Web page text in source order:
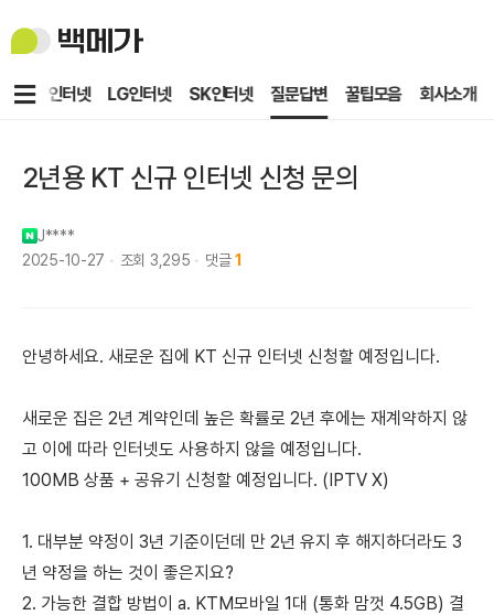
백
메
KT인터넷 LG인터넷 SK인터넷 질문답변 꿀팁모음 회사소개
메
2년용 KT 신규 인터넷 신청 문의
J****
2025-10-27
조회 3,295 댓글 1
안녕하세요. 새로운 집에 KT 신규 인터넷 신청할 예정입니다.
새로운 집은 2년 계약인데 높은 확률로 2년 후에는 재계약하지 않
고 이에 따라 인터넷도 사용하지 않을 예정입니다.
100MB 상품 + 공유기 신청할 예정입니다. (IPTV X)
1. 대부분 약정이 3년 기준이던데 만 2년 유지 후 해지하더라도 3
년 약정을 하는 것이 좋은지요?
2. 가능한 결합 방법이 a. KTM모바일 1대 (통화 맘껏 4.5GB) 결